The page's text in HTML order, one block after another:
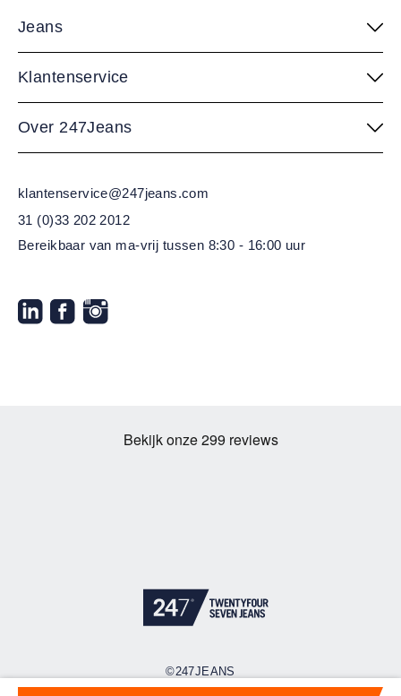
Jeans
Klantenservice
Over 247Jeans
klantenservice@247jeans.com
31 (0)33 202 2012
Bereikbaar van ma-vrij tussen 8:30 - 16:00 uur
©247JEANS